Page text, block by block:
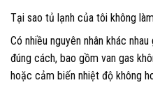
Tại sao tủ lạnh của tôi không
Có nhiều nguyên nhân khác
đúng cách, bao gồm van gas
hoặc cảm biến nhiệt độ không